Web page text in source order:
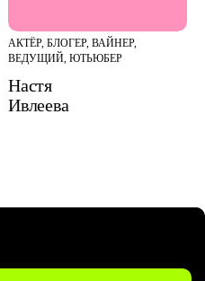
АКТЁР, БЛОГЕР, ВАЙНЕР,
ВЕДУЩИЙ, ЮТЬЮБЕР
Настя
Ивлеева